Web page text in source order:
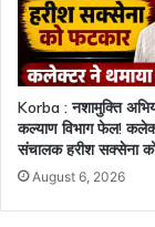
Korba : नशामुक्ति
कल्याण विभाग फेल!
संचालक हरीश सक्सेना
August 6, 2026